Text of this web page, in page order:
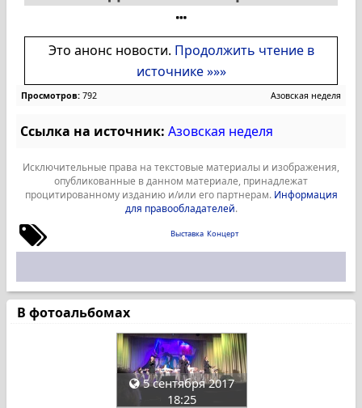
Это анонс новости. Продолжить чтение в
источнике »»»
Просмотров: 792 Азовская неделя
Ссылка на источник: Азовская неделя
Исключительные права на текстовые материалы и изображения,
опубликованные в данном материале, принадлежат
процитированному изданию и/или его партнерам. Информация
для правообладателей.
Выставка Концерт
В фотоальбомах
5 сентября 2017
18:25